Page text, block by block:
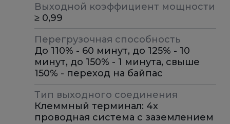
Выходной коэффициент мощности
≥ 0,99
Перегрузочная способность
До 110% - 60 минут, до 125% - 10
минут, до 150% - 1 минута, свыше
150% - переход на байпас
Тип выходного соединения
Клеммный терминал: 4х
проводная система с заземлением